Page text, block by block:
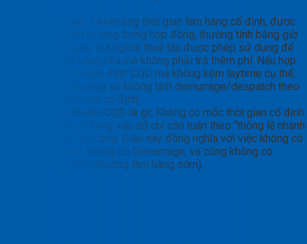
Là khoảng thời gian làm hàng cố định, được
quy định rõ ràng trong hợp đồng, thường tính bằng giờ
hoặc ngày, mà người thuê tàu được phép sử dụng để
xếp dỡ hàng hóa mà không phải trả thêm phí. Nếu hợp
đồng chỉ quy định CQD mà không kèm laytime cụ thể,
thông thường sẽ không tính demurrage/despatch theo
số ngày/giờ cố định.
Điều khoản CQD là gì: Không có mốc thời gian cố định.
Mọi hoạt động xếp dỡ chỉ cần tuân theo “thông lệ nhanh
chóng” tại cảng. Điều này đồng nghĩa với việc không có
Laytime, không có Demurrage, và cũng không có
Despatch (thưởng làm hàng sớm).